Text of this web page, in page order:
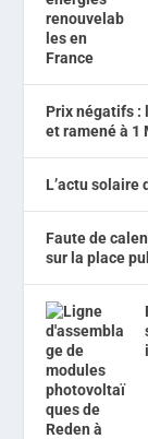
Prix négatifs :
et ramené à 1
L’actu solaire
Faute de
sur la place